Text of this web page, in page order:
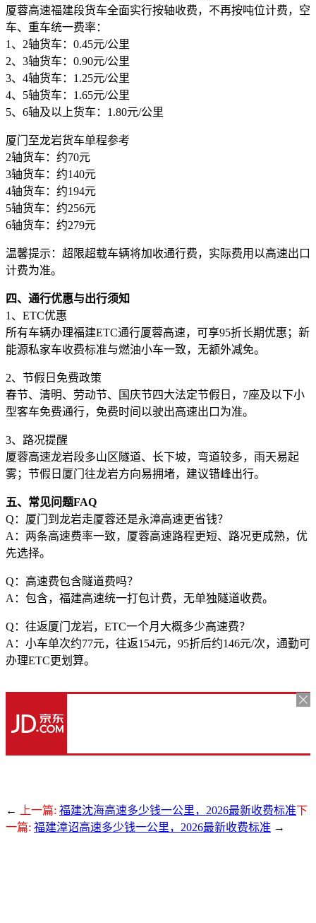
厦蓉高速福建段货车全面实行按轴收费，不再按吨位计费，空
车、重车统一费率：
1、2轴货车：0.45元/公里
2、3轴货车：0.90元/公里
3、4轴货车：1.25元/公里
4、5轴货车：1.65元/公里
5、6轴及以上货车：1.80元/公里
厦门至龙岩货车单程参考
2轴货车：约70元
3轴货车：约140元
4轴货车：约194元
5轴货车：约256元
6轴货车：约279元
温馨提示：超限超载车辆将加收通行费，实际费用以高速出口
计费为准。
四、通行优惠与出行须知
1、ETC优惠
所有车辆办理福建ETC通行厦蓉高速，可享95折长期优惠；新
能源私家车收费标准与燃油小车一致，无额外减免。
2、节假日免费政策
春节、清明、劳动节、国庆节四大法定节假日，7座及以下小
型客车免费通行，免费时间以驶出高速出口为准。
3、路况提醒
厦蓉高速龙岩段多山区隧道、长下坡，弯道较多，雨天易起
雾；节假日厦门往龙岩方向易拥堵，建议错峰出行。
五、常见问题FAQ
Q：厦门到龙岩走厦蓉还是永漳高速更省钱？
A：两条高速费率一致，厦蓉高速路程更短、路况更成熟，优
先选择。
Q：高速费包含隧道费吗？
A：包含，福建高速统一打包计费，无单独隧道收费。
Q：往返厦门龙岩，ETC一个月大概多少高速费？
A：小车单次约77元，往返154元，95折后约146元/次，通勤可
办理ETC更划算。
← 上一篇: 福建沈海高速多少钱一公里，2026最新收费标准下
一篇: 福建漳诏高速多少钱一公里，2026最新收费标准 →